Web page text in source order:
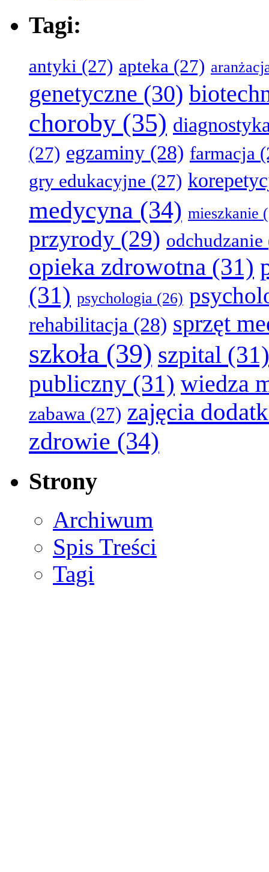
Tagi:
antyki (27) apteka (27)
genetyczne (30)
choroby (35)
(27) egzaminy (28) farmacja
gry edukacyjne (27)
medycyna (34) mieszkanie
przyrody (29) odchudzanie
opieka zdrowotna (31)
(31) psychologia (26)
rehabilitacja (28) sprzęt
szkoła (39) szpital (31)
publiczny (31) wiedza
zabawa (27) zajęcia
zdrowie (34)
Strony
Archiwum
Spis Treści
Tagi